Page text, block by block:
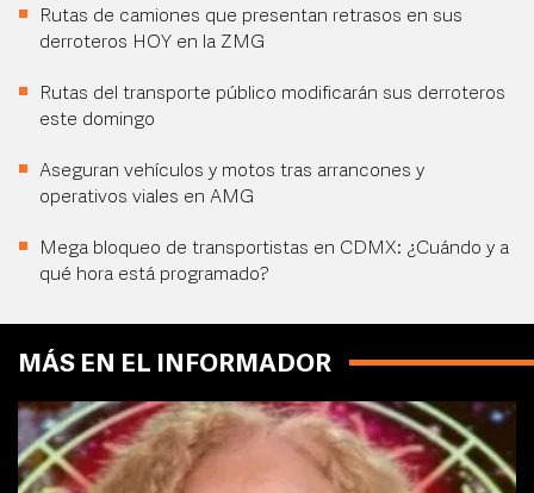
Rutas de camiones que presentan retrasos en sus
derroteros HOY en la ZMG
Rutas del transporte público modificarán sus derroteros
este domingo
Aseguran vehículos y motos tras arrancones y
operativos viales en AMG
Mega bloqueo de transportistas en CDMX: ¿Cuándo y a
qué hora está programado?
MÁS EN EL INFORMADOR